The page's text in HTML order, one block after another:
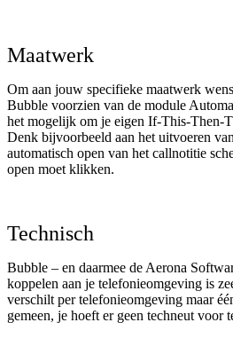
Maatwerk
Om aan jouw specifieke maatwerk
Bubble voorzien van de module
het mogelijk om je eigen If-This-Then-
Denk bijvoorbeeld aan het uitvoeren
automatisch open van het callnotitie
open moet klikken.
Technisch
Bubble – en daarmee de Aerona
koppelen aan je telefonieomgeving is
verschilt per telefonieomgeving maar
gemeen, je hoeft er geen techneut voor